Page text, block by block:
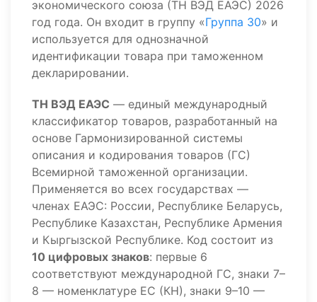
экономического союза (ТН ВЭД ЕАЭС) 2026
год года. Он входит в группу «Группа 30» и
используется для однозначной
идентификации товара при таможенном
декларировании.
ТН ВЭД ЕАЭС — единый международный
классификатор товаров, разработанный на
основе Гармонизированной системы
описания и кодирования товаров (ГС)
Всемирной таможенной организации.
Применяется во всех государствах —
членах ЕАЭС: России, Республике Беларусь,
Республике Казахстан, Республике Армения
и Кыргызской Республике. Код состоит из
10 цифровых знаков: первые 6
соответствуют международной ГС, знаки 7–
8 — номенклатуре ЕС (КН), знаки 9–10 —